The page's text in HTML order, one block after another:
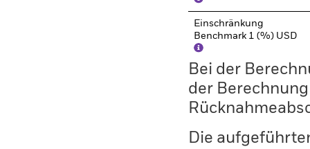
Einschränkung
Benchmark 1 (%) USD
Bei der
der
Die